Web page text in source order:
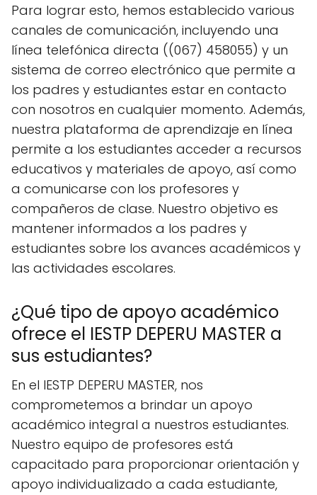
Para lograr esto, hemos establecido various
canales de comunicación, incluyendo una
línea telefónica directa ((067) 458055) y un
sistema de correo electrónico que permite a
los padres y estudiantes estar en contacto
con nosotros en cualquier momento. Además,
nuestra plataforma de aprendizaje en línea
permite a los estudiantes acceder a recursos
educativos y materiales de apoyo, así como
a comunicarse con los profesores y
compañeros de clase. Nuestro objetivo es
mantener informados a los padres y
estudiantes sobre los avances académicos y
las actividades escolares.
¿Qué tipo de apoyo académico
ofrece el IESTP DEPERU MASTER a
sus estudiantes?
En el IESTP DEPERU MASTER, nos
comprometemos a brindar un apoyo
académico integral a nuestros estudiantes.
Nuestro equipo de profesores está
capacitado para proporcionar orientación y
apoyo individualizado a cada estudiante,